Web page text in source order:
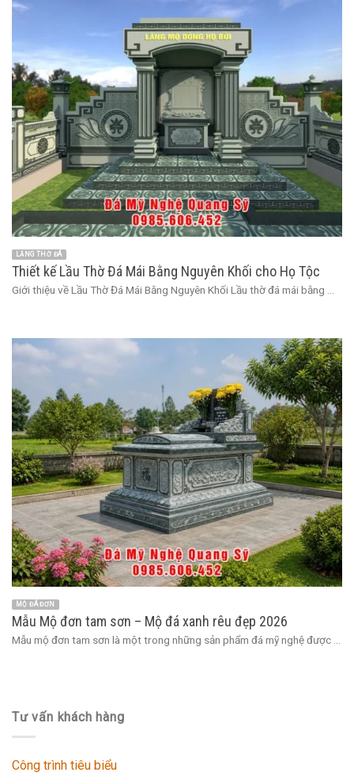
LĂNG THỜ ĐÁ
Thiết kế Lầu Thờ Đá Mái Bằng Nguyên Khối cho Họ Tộc
Giới thiệu về Lầu Thờ Đá Mái Bằng Nguyên Khối Lầu thờ đá mái bằng ...
MỘ ĐÁ ĐƠN
Mẫu Mộ đơn tam sơn – Mộ đá xanh rêu đẹp 2026
Mẫu mộ đơn tam sơn là một trong những sản phẩm đá mỹ nghệ được ...
Tư vấn khách hàng
Công trình tiêu biểu